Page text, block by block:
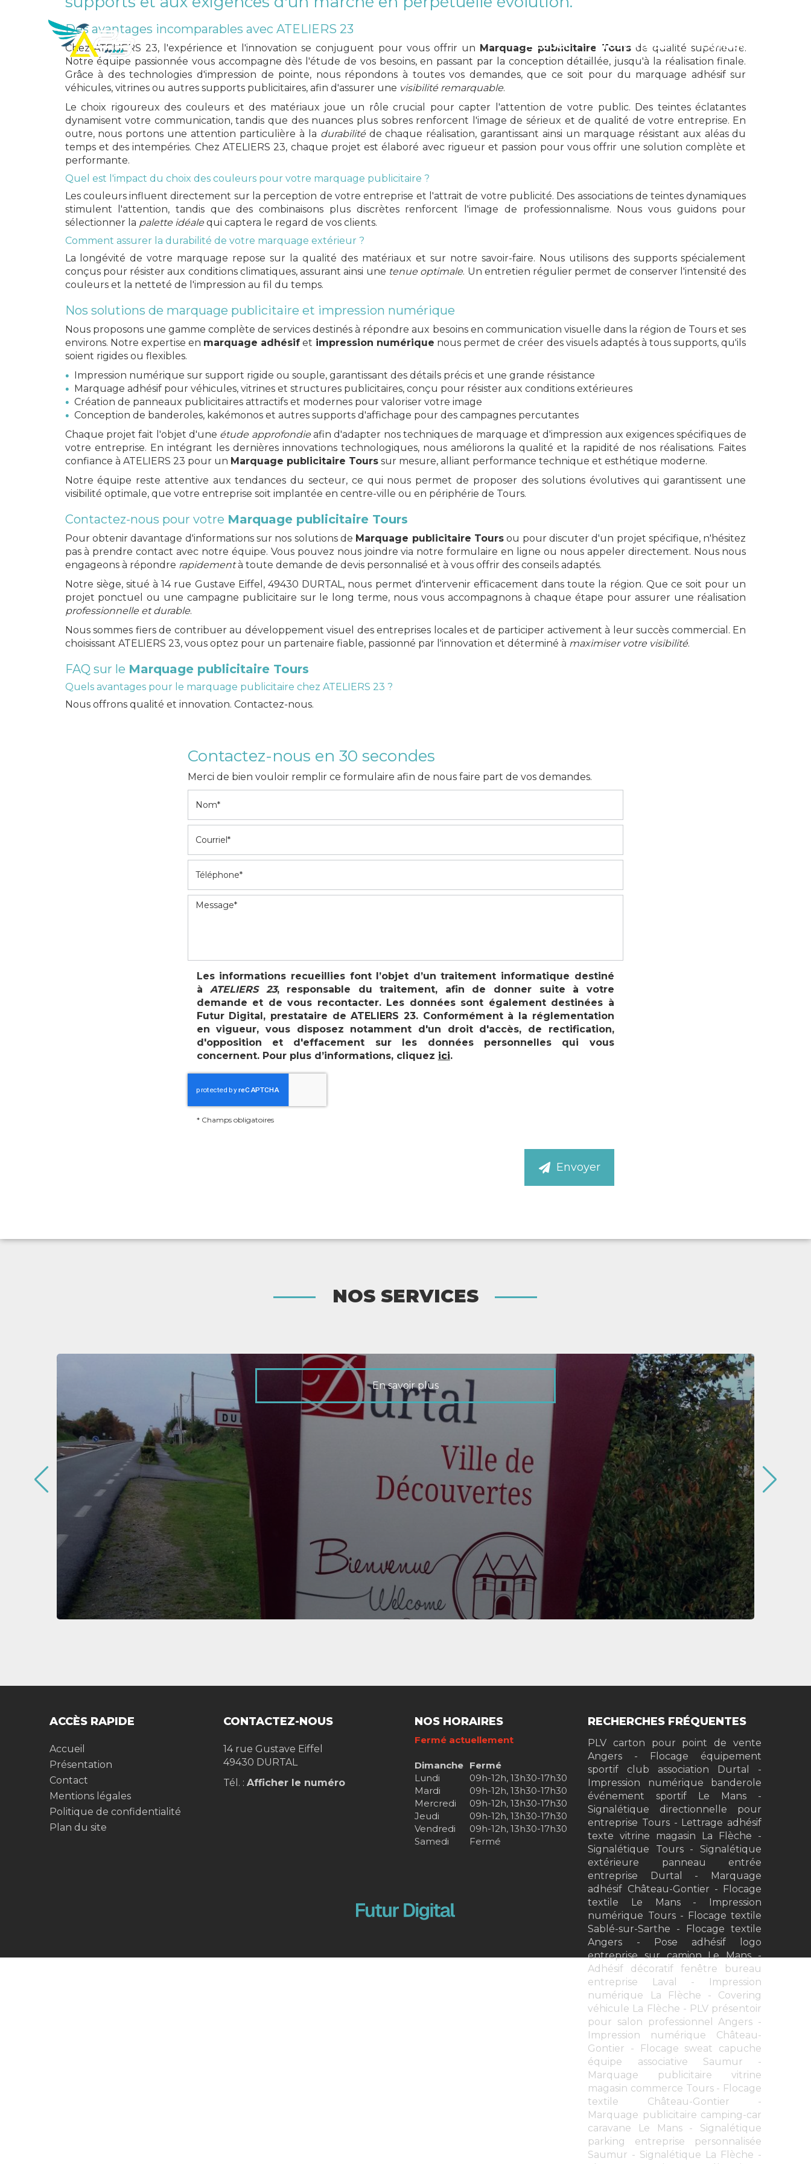
ATELIERS
23
Accueil Présentation Contact
ATELIERS 23
Créateur de votre publicité
AFFICHER LE NUMÉRO EN SAVOIR PLUS
Des avantages incomparables avec ATELIERS 23
Chez ATELIERS 23, l'expérience et l'innovation se conjuguent pour vous offrir un Marquage publicitaire Toursde qualité supérieure.
Notre équipe passionnée vous accompagne dès l'étude de vos besoins, en passant par la conception détaillée, jusqu'à la réalisation finale.
Grâce à des technologies d'impression de pointe, nous répondons à toutes vos demandes, que ce soit pour du marquage adhésif sur
véhicules, vitrines ou autres supports publicitaires, afin d'assurer une visibilité remarquable.
Le choix rigoureux des couleurs et des matériaux joue un rôle crucial pour capter l'attention de votre public. Des teintes éclatantes
dynamisent votre communication, tandis que des nuances plus sobres renforcent l'image de sérieux et de qualité de votre entreprise. En
outre, nous portons une attention particulière à la durabilitéde chaque réalisation, garantissant ainsi un marquage résistant aux aléas du
temps et des intempéries. Chez ATELIERS 23, chaque projet est élaboré avec rigueur et passion pour vous offrir une solution complète et
performante.
Quel est l'impact du choix des couleurs pour votre marquage publicitaire ?
Les couleurs influent directement sur la perception de votre entreprise et l'attrait de votre publicité. Des associations de teintes dynamiques
stimulent l'attention, tandis que des combinaisons plus discrètes renforcent l'image de professionnalisme. Nous vous guidons pour
sélectionner la palette idéalequi captera le regard de vos clients.
Comment assurer la durabilité de votre marquage extérieur ?
La longévité de votre marquage repose sur la qualité des matériaux et sur notre savoir-faire. Nous utilisons des supports spécialement
conçus pour résister aux conditions climatiques, assurant ainsi une tenue optimale. Un entretien régulier permet de conserver l'intensité des
couleurs et la netteté de l'impression au fil du temps.
Nos solutions de marquage publicitaire et impression numérique
Nous proposons une gamme complète de services destinés à répondre aux besoins en communication visuelle dans la région de Tours et ses
environs. Notre expertise en marquage adhésif et impression numérique nous permet de créer des visuels adaptés à tous supports, qu'ils
soient rigides ou flexibles.
Impression numérique sur support rigide ou souple, garantissant des détails précis et une grande résistance
Marquage adhésif pour véhicules, vitrines et structures publicitaires, conçu pour résister aux conditions extérieures
Création de panneaux publicitaires attractifs et modernes pour valoriser votre image
Conception de banderoles, kakémonos et autres supports d'affichage pour des campagnes percutantes
Chaque projet fait l'objet d'une étude approfondieafin d'adapter nos techniques de marquage et d'impression aux exigences spécifiques de
votre entreprise. En intégrant les dernières innovations technologiques, nous améliorons la qualité et la rapidité de nos réalisations. Faites
confiance à ATELIERS 23 pour un Marquage publicitaire Tourssur mesure, alliant performance technique et esthétique moderne.
Notre équipe reste attentive aux tendances du secteur, ce qui nous permet de proposer des solutions évolutives qui garantissent une
visibilité optimale, que votre entreprise soit implantée en centre-ville ou en périphérie de Tours.
Contactez-nous pour votre Marquage publicitaire Tours
Pour obtenir davantage d'informations sur nos solutions de Marquage publicitaire Tours ou pour discuter d'un projet spécifique, n'hésitez
pas à prendre contact avec notre équipe. Vous pouvez nous joindre via notre formulaire en ligne ou nous appeler directement. Nous nous
engageons à répondre rapidementà toute demande de devis personnalisé et à vous offrir des conseils adaptés.
Notre siège, situé à 14 rue Gustave Eiffel, 49430 DURTAL, nous permet d'intervenir efficacement dans toute la région. Que ce soit pour un
projet ponctuel ou une campagne publicitaire sur le long terme, nous vous accompagnons à chaque étape pour assurer une réalisation
professionnelle et durable.
Nous sommes fiers de contribuer au développement visuel des entreprises locales et de participer activement à leur succès commercial. En
choisissant ATELIERS 23, vous optez pour un partenaire fiable, passionné par l'innovation et déterminé à maximiser votre visibilité.
FAQ sur le Marquage publicitaire Tours
Quels avantages pour le marquage publicitaire chez ATELIERS 23 ?
Nous offrons qualité et innovation. Contactez-nous.
Contactez-nous en 30 secondes
Merci de bien vouloir remplir ce formulaire afin de nous faire part de vos demandes.
Les informations recueillies font l’objet d’un traitement informatique destiné
à ATELIERS 23, responsable du traitement, afin de donner suite à votre
demande et de vous recontacter. Les données sont également destinées à
Futur Digital, prestataire de ATELIERS 23. Conformément à la réglementation
en vigueur, vous disposez notamment d'un droit d'accès, de rectification,
d'opposition et d'effacement sur les données personnelles qui vous
concernent. Pour plus d’informations, cliquez ici.
* Champs obligatoires
NOS SERVICES
En savoir plus
ACCÈS RAPIDE
Accueil
Présentation
Contact
Mentions légales
Politique de confidentialité
Plan du site
CONTACTEZ-NOUS
14 rue Gustave Eiffel
49430 DURTAL
Tél. : Afficher le numéro
NOS HORAIRES
Fermé actuellement
Dimanche Fermé
Lundi
09h-12h, 13h30-17h30
Mardi
09h-12h, 13h30-17h30
Mercredi
09h-12h, 13h30-17h30
Jeudi
09h-12h, 13h30-17h30
Vendredi
09h-12h, 13h30-17h30
Samedi
Fermé
RECHERCHES FRÉQUENTES
PLV carton pour point de vente
Angers
Flocage équipement
sportif club association Durtal
Impression numérique banderole
événement sportif Le Mans
Signalétique directionnelle pour
entreprise Tours
Lettrage adhésif
texte vitrine magasin La Flèche
Signalétique Tours
Signalétique
extérieure panneau entrée
entreprise Durtal
Marquage
adhésif Château-Gontier
Flocage
textile Le Mans
Impression
numérique Tours
Flocage textile
Sablé-sur-Sarthe
Flocage textile
Angers
Pose adhésif logo
entreprise sur camion Le Mans
Adhésif décoratif fenêtre bureau
entreprise Laval
Impression
numérique La Flèche
Covering
véhicule La Flèche
PLV présentoir
pour salon professionnel Angers
Impression numérique Château-
Gontier
Flocage sweat capuche
équipe associative Saumur
Marquage publicitaire vitrine
magasin commerce Tours
Flocage
textile Château-Gontier
Marquage publicitaire camping-car
caravane Le Mans
Signalétique
parking entreprise personnalisée
Saumur
Signalétique La Flèche